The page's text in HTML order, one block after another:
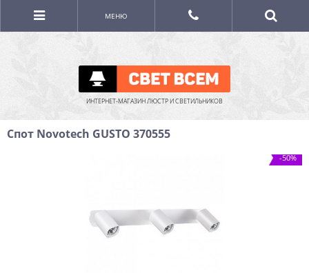
ИНТЕРНЕТ-МАГАЗИН ЛЮСТР И СВЕТИЛЬНИКОВ
МЕНЮ
Спот Novotech GUSTO 370555
-50%